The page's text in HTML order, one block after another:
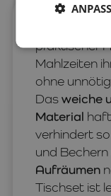
praktischer
Mahlzeiten
ohne
Dasweiche
Material
verhindert
und Bechern
Aufräumen
Tischset ist